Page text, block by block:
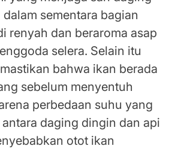
sementara bagian
renyah dan beraroma asap
selera. Selain itu
bahwa ikan berada
sebelum menyentuh
perbedaan suhu yang
daging dingin dan api
otot ikan